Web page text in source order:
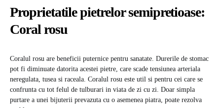
Proprietatile pietrelor semipretioase:
Coral rosu
Coralul rosu are beneficii puternice pentru sanatate. Durerile de stomac
pot fi diminuate datorita acestei pietre, care scade tensiunea arteriala
neregulata, tusea si raceala. Coralul rosu este util si pentru cei care se
confrunta cu tot felul de tulburari in viata de zi cu zi. Doar simpla
purtare a unei bijuterii prevazuta cu o asemenea piatra, poate rezolva